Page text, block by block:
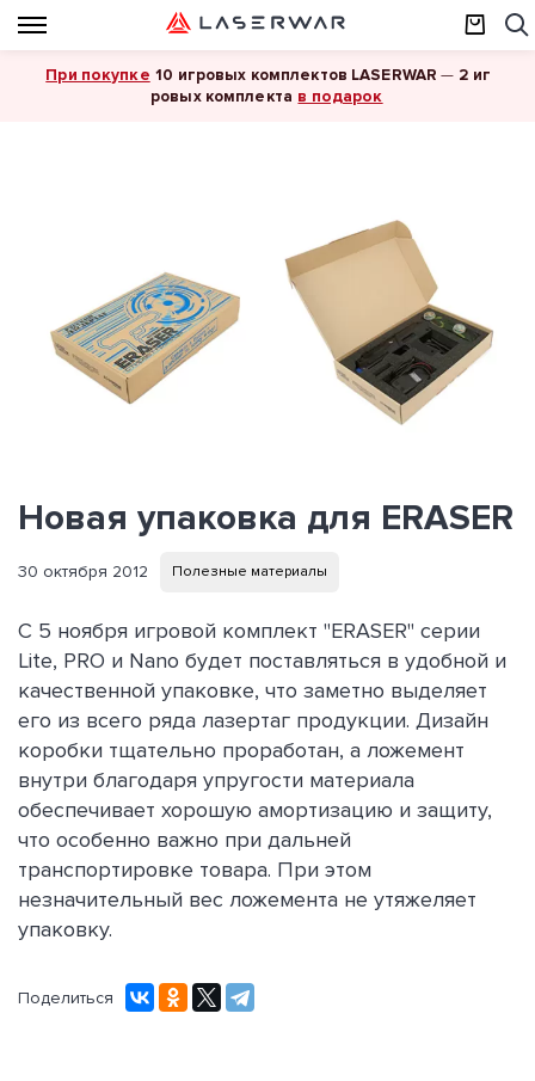
При покупке 10 игровых комплектов LASERWAR — 2 иг
ровых комплекта в подарок
Новая упаковка для ERASER
30 октября 2012 Полезные материалы
С 5 ноября игровой комплект "ERASER" серии
Lite, PRO и Nano будет поставляться в удобной и
качественной упаковке, что заметно выделяет
его из всего ряда лазертаг продукции. Дизайн
коробки тщательно проработан, а ложемент
внутри благодаря упругости материала
обеспечивает хорошую амортизацию и защиту,
что особенно важно при дальней
транспортировке товара. При этом
незначительный вес ложемента не утяжеляет
упаковку.
Поделиться